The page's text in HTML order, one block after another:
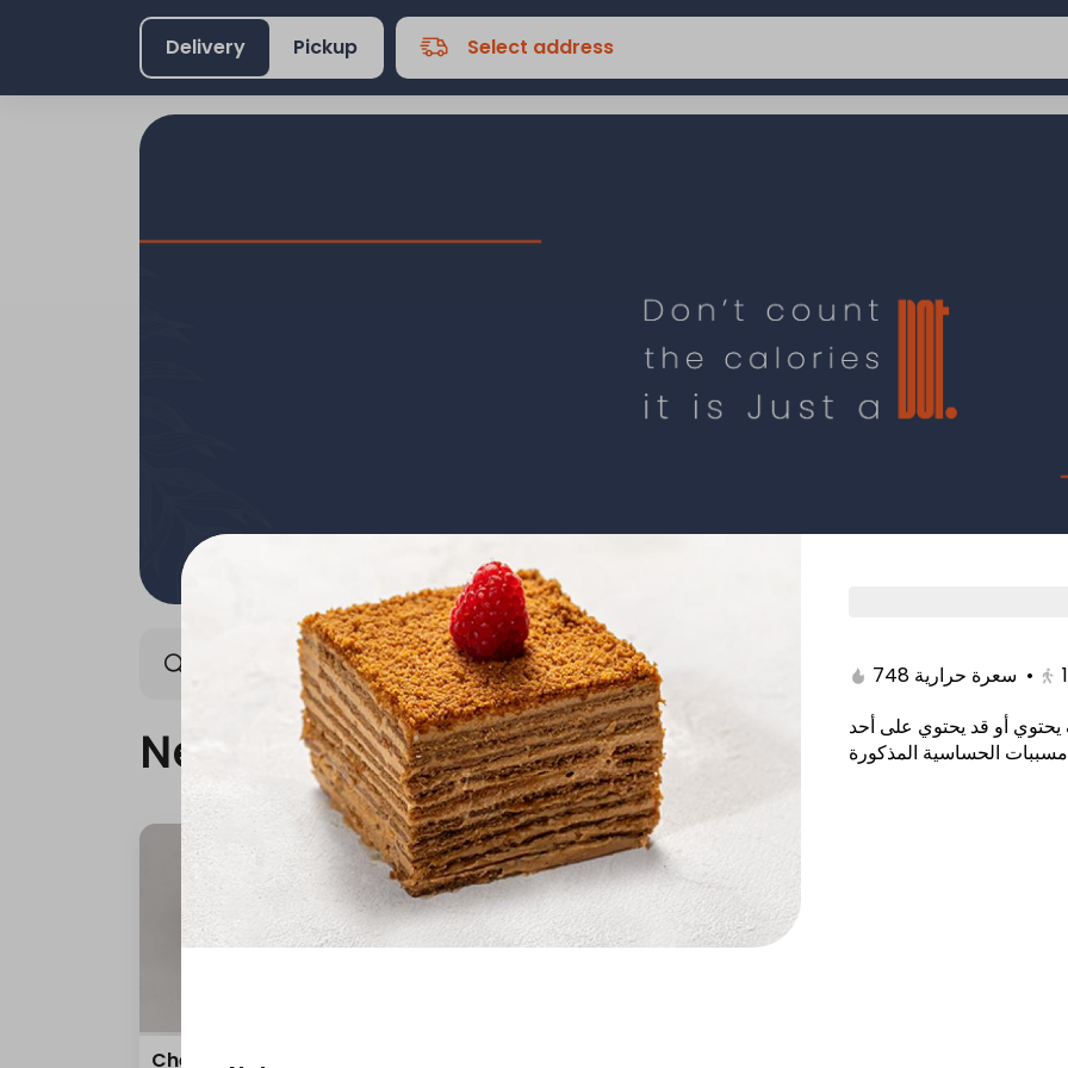
Delivery Pickup Select address
New Products & Offers Gathering Cake & Desert
New Products & Offers
Cheddar Coins
748 سعرة حرارية •
أو قد يحتوي على أحد
مسببات الحساسية المذكورة